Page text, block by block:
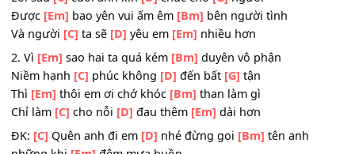
- | Tempo: 100 | Beat: 4/4
1. Ngày [Em]mai đôi ta sẽ phải[Bm] xa nhau rồi
Lời sau[C]cuối anh xin[D]chúc cho [G] người
Được[Em]bao yên vui ấm êm[Bm]bên người tình
Và người[C]ta sẽ[D]yêu em[Em]nhiều hơn
[Em] sao hai ta quá kém [Bm]
Niềm hạnh [C]phúc không[D]đến bất[G] tận